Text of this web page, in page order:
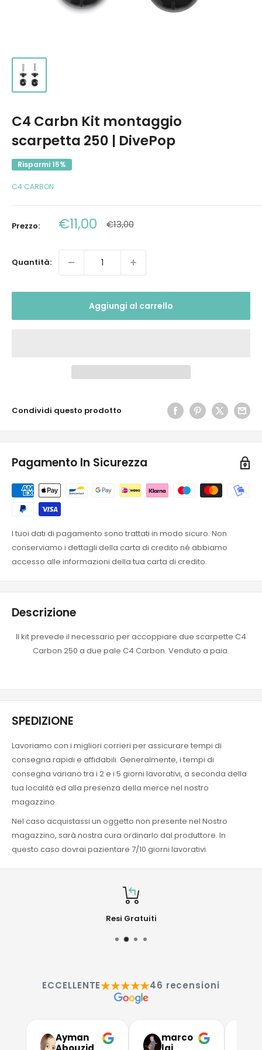
C4 Carbn Kit montaggio
scarpetta 250 | DivePop
Risparmi 15%
C4 CARBON
Prezzo: Prezzo
scontato
€11,00 Prezzo
€13,00
Quantità:
Aggiungi al carrello
Condividi questo prodotto
Pagamento In Sicurezza
I tuoi dati di pagamento sono trattati in modo sicuro. Non
conserviamo i dettagli della carta di credito né abbiamo
accesso alle informazioni della tua carta di credito.
Descrizione
Il kit prevede il necessario per accoppiare due scarpette C4
Carbon 250 a due pale C4 Carbon. Venduto a paia.
SPEDIZIONE
Lavoriamo con i migliori corrieri per assicurare tempi di
consegna rapidi e affidabili. Generalmente, i tempi di
consegna variano tra i 2 e i 5 giorni lavorativi, a seconda della
tua località ed alla presenza della merce nel nostro
magazzino.
Nel caso acquistassi un oggetto non presente nel Nostro
magazzino, sarà nostra cura ordinarlo dal produttore. In
questo caso dovrai pazientare 7/10 giorni lavorativi.
Resi Gratuiti
ECCELLENTE★★★★★46 recensioni
Ayman
marco